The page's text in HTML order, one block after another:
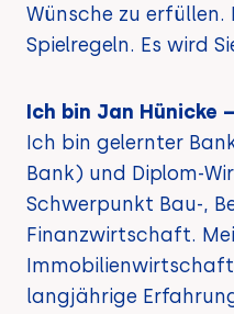
Wünsche zu erfüllen.
Spielregeln. Es wird
Ich bin Jan Hünicke
Ich bin gelernter
Bank) und Diplom-
Schwerpunkt Bau-,
Finanzwirtschaft.
langjährige